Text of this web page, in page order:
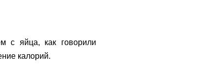
с яйца, как говорили
калорий.